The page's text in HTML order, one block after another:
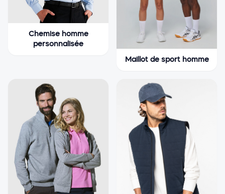
Chemise homme
personnalisée
Maillot de sport homme